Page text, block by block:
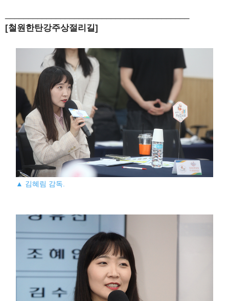
[철원한탄강주상절리길]
▲ 김혜림 감독.